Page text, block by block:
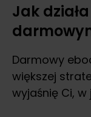
Jak
Darmowy
większej
wyjaśnię Ci,